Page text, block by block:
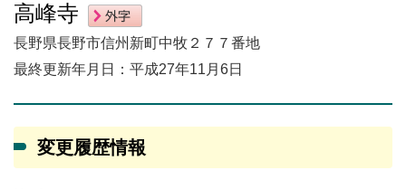
高峰寺
長野県長野市信州新町中牧２７７番地
最終更新年月日：平成27年11月6日
変更履歴情報